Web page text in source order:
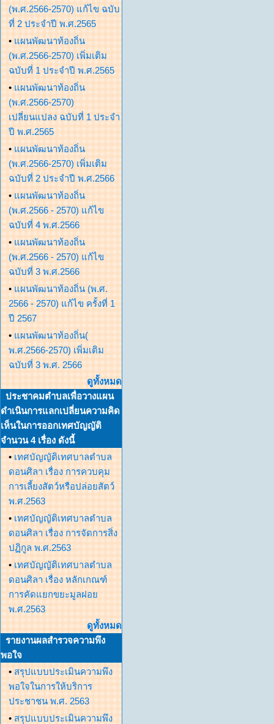
(พ.ศ.2566-2570) แก้ไข ฉบับ
ที่ 2 ประจำปี พ.ศ.2565
• แผนพัฒนาท้องถิ่น
(พ.ศ.2566-2570) เพิ่มเติม
ฉบับที่ 1 ประจำปี พ.ศ.2565
• แผนพัฒนาท้องถิ่น
(พ.ศ.2566-2570)
เปลี่ยนแปลง ฉบับที่ 1 ประจำ
ปี พ.ศ.2565
• แผนพัฒนาท้องถิ่น
(พ.ศ.2566-2570) เพิ่มเติม
ฉบับที่ 2 ประจำปี พ.ศ.2566
• แผนพัฒนาท้องถิ่น
(พ.ศ.2566 - 2570) แก้ไข
ฉบับที่ 4 พ.ศ.2566
• แผนพัฒนาท้องถิ่น
(พ.ศ.2566 - 2570) แก้ไข
ฉบับที่ 3 พ.ศ.2566
• แผนพัฒนาท้องถิ่น (พ.ศ.
2566 - 2570) แก้ไข ครั้งที่ 1
ปี 2567
• แผนพัฒนาท้องถิ่น(
พ.ศ.2566-2570) เพิ่มเติม
ฉบับที่ 3 พ.ศ. 2566
ดูทั้งหมด
ประชาคมตำบลเพื่อวางแผน
ดำเนินการแลกเปลี่ยนความคิด
เห็นในการออกเทศบัญญัติ
จำนวน 4 เรื่อง ดังนี้
• เทศบัญญัติเทศบาลตำบล
ดอนศิลา เรื่อง การควบคุม
การเลี้ยงสัตว์หรือปล่อยสัตว์
พ.ศ.2563
• เทศบัญญัติเทศบาลตำบล
ดอนศิลา เรื่อง การจัดการสิ่ง
ปฏิกูล พ.ศ.2563
• เทศบัญญัติเทศบาลตำบล
ดอนศิลา เรื่อง หลักเกณฑ์
การคัดแยกขยะมูลฝอย
พ.ศ.2563
ดูทั้งหมด
รายงานผลสำรวจความพึง
พอใจ
• สรุปแบบประเมินความพึง
พอใจในการให้บริการ
ประชาชน พ.ศ. 2563
• สรุปแบบประเมินความพึง